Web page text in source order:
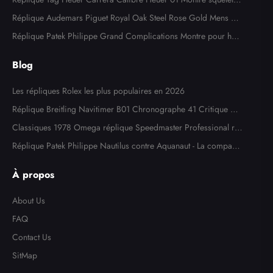
en acier or rose CAR205A
Réplique Audemars Piguet Royal Oak Steel Rose Gold Mens W
atch 15400SR
Réplique Patek Philippe Grand Complications Montre pour ho
Blog
Les répliques Rolex les plus populaires en 2026
Réplique Breitling Navitimer B01 Chronographe 41 Critique de
la montre
Classiques 1978 Omega réplique Speedmaster Professional ré
f. 145,022
Réplique Patek Philippe Nautilus contre Aquanaut - La comparai
À propos
About Us
FAQ
Contact Us
SitMap